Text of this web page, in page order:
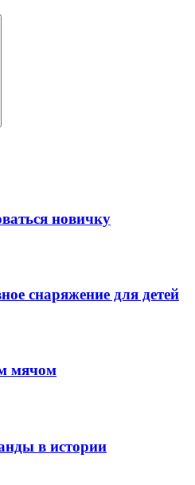
новичку
снаряжение для детей
мячом
в истории